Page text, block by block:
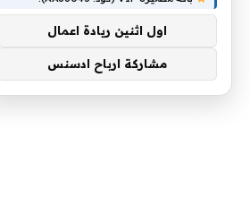
اول اثنين ريادة اعمال
مشاركة ارباح ادسنس